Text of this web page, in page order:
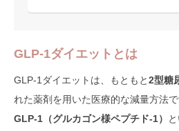
GLP-1ダイエットとは
GLP-1ダイエットは、もともと2型糖
れた薬剤を用いた医療的な減量方法
GLP-1（グルカゴン様ペプチド-1）